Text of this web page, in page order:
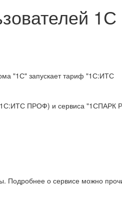
1С
"1С" запускает тариф "1С:ИТС
1С:ИТС ПРОФ) и сервиса "1СПАРК
о сервисе можно